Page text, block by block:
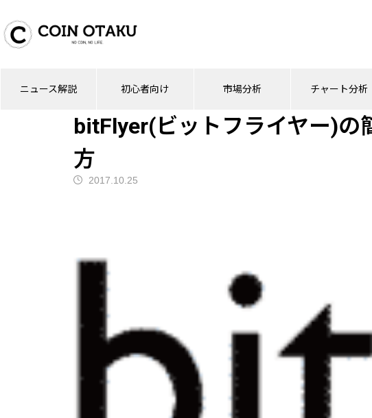
ニュース解説 初心者向け 市場分析 チャート分析
取引所
bitFlyer(ビットフライヤー)の
方
2017.10.25